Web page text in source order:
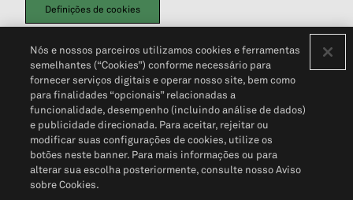
Definições de cookies
Política de PrivacidadePortal de privacidade do cliente (em inglês)
Não Venda Minhas Informações Pessoais© 2026 S&P Global
Nós e nossos parceiros utilizamos cookies e ferramentas
semelhantes (“Cookies”) conforme necessário para
fornecer serviços digitais e operar nosso site, bem como
para finalidades “opcionais” relacionadas a
funcionalidade, desempenho (incluindo análise de dados)
e publicidade direcionada. Para aceitar, rejeitar ou
modificar suas configurações de cookies, utilize os
botões neste banner. Para mais informações ou para
alterar sua escolha posteriormente, consulte nosso Aviso
sobre Cookies.